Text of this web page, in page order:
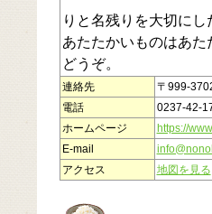
りと名残りを大切に
あたたかいものはあ
どうぞ。
連絡先
〒999-
電話
0237-42-
ホームページ
https://
E-mail
アクセス
地図を見る